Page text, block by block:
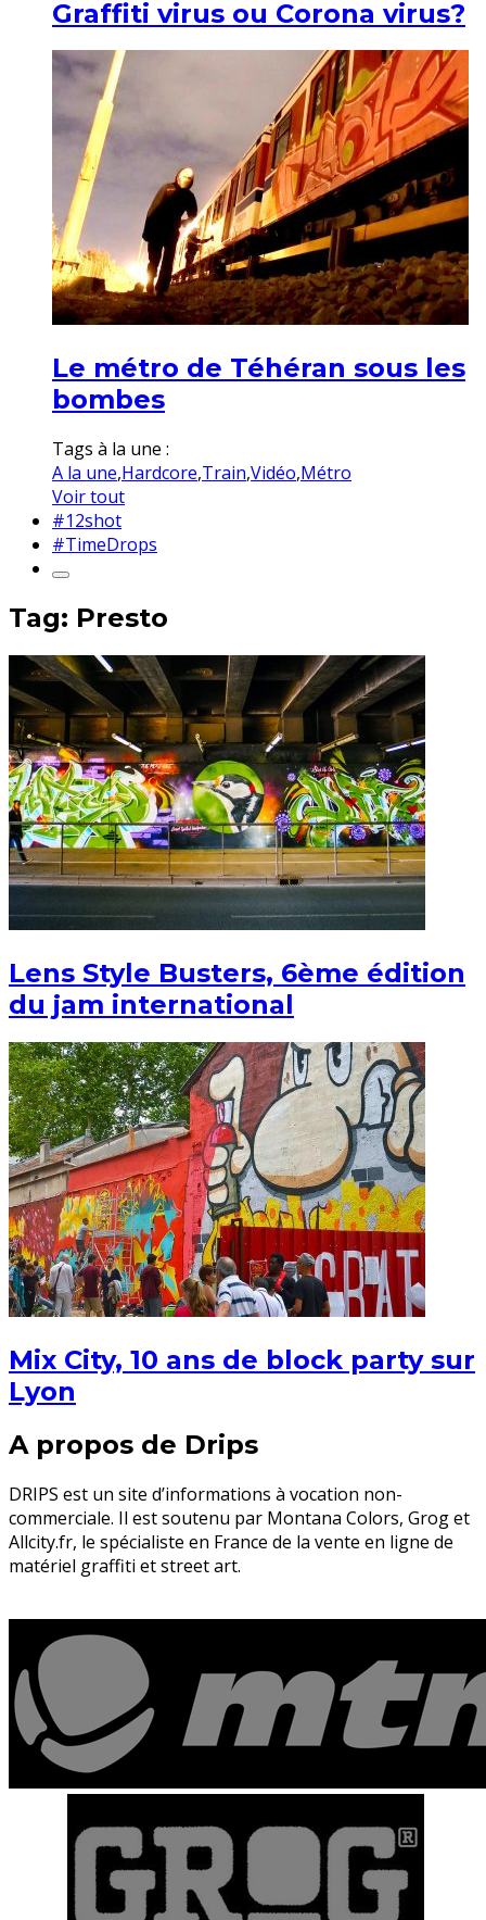
Graffiti virus ou Corona virus?
Le métro de Téhéran sous les
bombes
Tags à la une :
A la une,Hardcore,Train,Vidéo,Métro
Voir tout
#12shot
#TimeDrops
Tag: Presto
Lens Style Busters, 6ème édition
du jam international
Mix City, 10 ans de block party sur
Lyon
A propos de Drips
DRIPS est un site d’informations à vocation non-
commerciale. Il est soutenu par Montana Colors, Grog et
Allcity.fr, le spécialiste en France de la vente en ligne de
matériel graffiti et street art.